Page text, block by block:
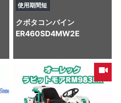
使用期間短
クボタ コンバイン
ER460SD4MW2E